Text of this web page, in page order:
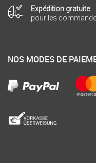
Expédition gratuite
pour les
NOS MODES DE